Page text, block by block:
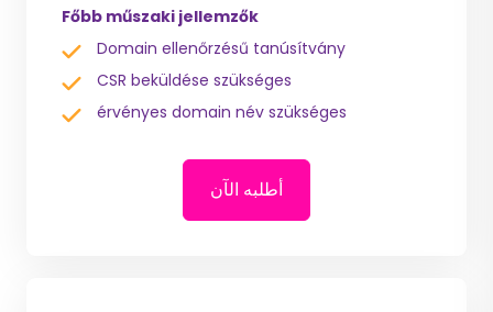
Főbb műszaki jellemzők
Domain ellenőrzésű tanúsítvány
CSR beküldése szükséges
érvényes domain név szükséges
أطلبه الآن